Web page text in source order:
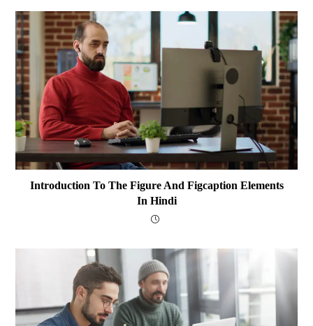
Introduction To The Figure And Figcaption Elements
In Hindi